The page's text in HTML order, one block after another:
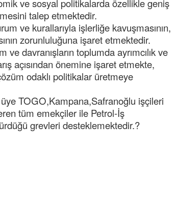
ve sosyal politikalarda özellikle geniş
talep etmektedir.
ve kurallarıyla işlerliğe kavuşmasının,
zorunluluğuna işaret etmektedir.
davranışların toplumda ayrımcılık ve
açısından önemine işaret etmekte,
odaklı politikalar üretmeye
TOGO,Kampana,Safranoğlu işçileri
tüm emekçiler ile Petrol-İş
grevleri desteklemektedir.?
ibrahim yalçınkaya
POSBIYIK nerelerde ya kaç aydır vekaletle
belediye yönetilirmi hayretdebişey
Kadir inanc
Ekmek yediğiniz yere veda edersiniz gurur
tablosu yaparsınız değişik bu kişilikler ya
Muhammed
Valla tren kactj gitti.Uysali devirmwk icin
elinizden ne geliyosa Chp ile kendi partiniz
aleyhine calistiniz.Becerdinizde Adami alasa